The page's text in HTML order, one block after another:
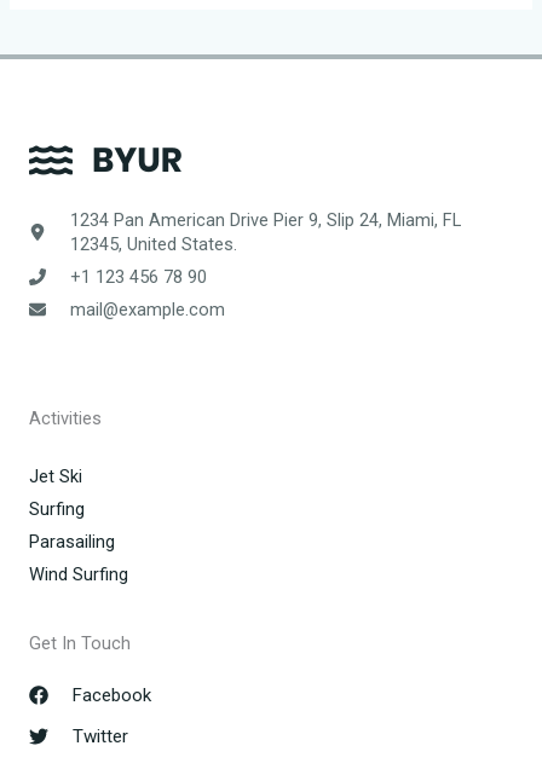
1234 Pan American Drive Pier 9, Slip 24, Miami, FL
12345, United States.
+1 123 456 78 90
mail@example.com
Activities
Jet Ski
Surfing
Parasailing
Wind Surfing
Get In Touch
Facebook
Twitter